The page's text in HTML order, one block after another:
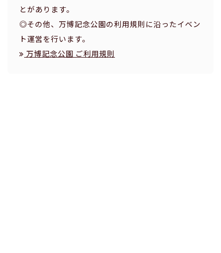
とがあります。
◎その他、万博記念公園の利用規則に沿ったイベン
ト運営を行います。
万博記念公園 ご利用規則